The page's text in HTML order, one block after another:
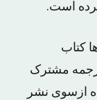
است.
کتاب
مشترک
ازسوی نشر